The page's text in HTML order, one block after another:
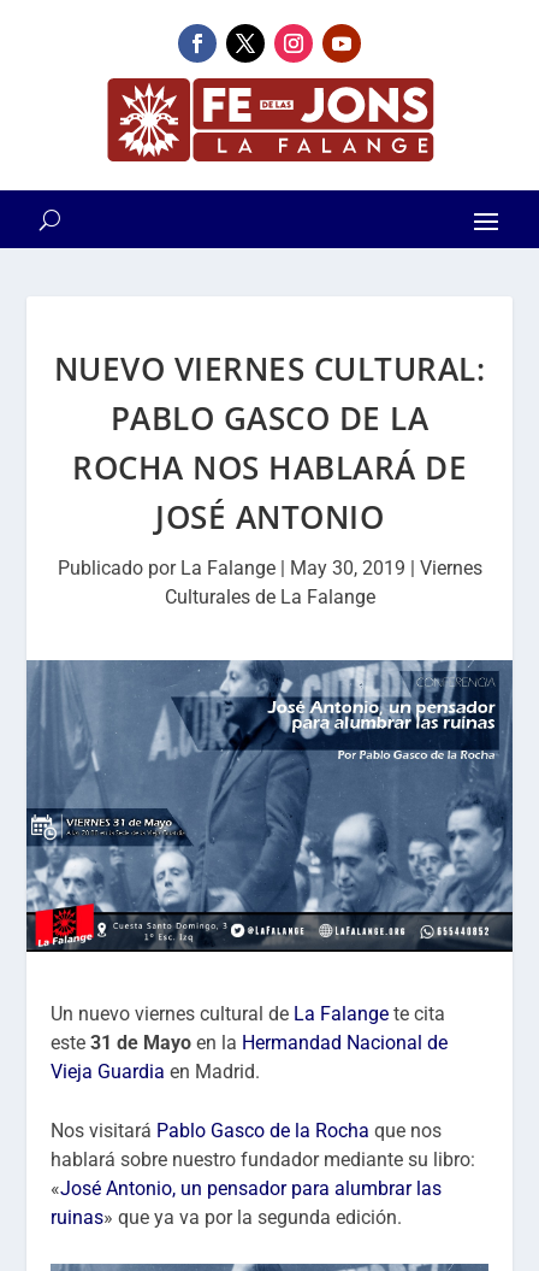
NUEVO VIERNES CULTURAL:
PABLO GASCO DE LA
ROCHA NOS HABLARÁ DE
JOSÉ ANTONIO
Publicado por La Falange| May 30, 2019 | Viernes
Culturales de La Falange
Un nuevo viernes cultural de La Falange te cita
este31 de Mayo en la Hermandad Nacional de
Vieja Guardia en Madrid.
Nos visitará Pablo Gasco de la Rocha que nos
hablará sobre nuestro fundador mediante su libro:
«José Antonio, un pensador para alumbrar las
ruinas» que ya va por la segunda edición.